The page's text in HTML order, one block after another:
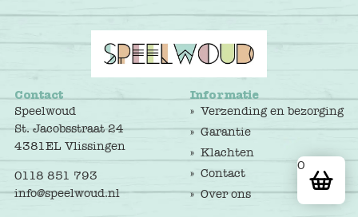
0
Contact
Speelwoud
St. Jacobsstraat 24
4381EL Vlissingen
0118 851 793
info@speelwoud.nl
Informatie
Verzending en bezorging
Garantie
Klachten
Contact
Over ons